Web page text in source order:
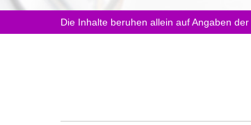
hier:Die Inhalte beruhen allein auf Angaben